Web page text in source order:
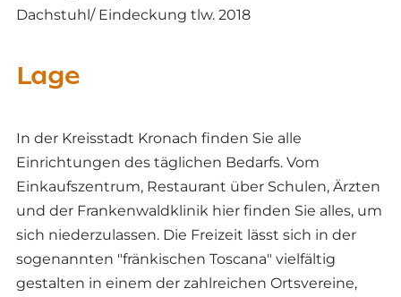
Dachstuhl/ Eindeckung tlw. 2018
Lage
In der Kreisstadt Kronach finden Sie alle
Einrichtungen des täglichen Bedarfs. Vom
Einkaufszentrum, Restaurant über Schulen, Ärzten
und der Frankenwaldklinik hier finden Sie alles, um
sich niederzulassen. Die Freizeit lässt sich in der
sogenannten "fränkischen Toscana" vielfältig
gestalten in einem der zahlreichen Ortsvereine,